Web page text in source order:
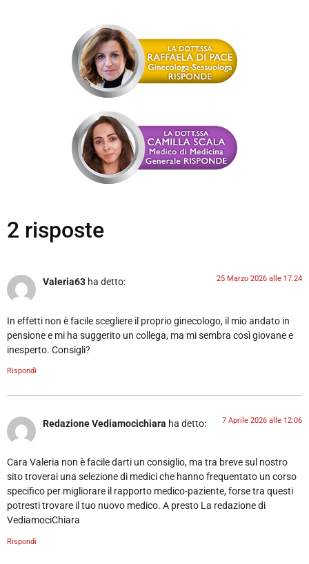
2 risposte
Valeria63 ha detto: 25 Marzo 2026 alle 17:24
In effetti non è facile scegliere il proprio ginecologo, il mio andato in
pensione e mi ha suggerito un collega, ma mi sembra così giovane e
inesperto. Consigli?
Rispondi
Redazione Vediamocichiara ha detto: 7 Aprile 2026 alle 12:06
Cara Valeria non è facile darti un consiglio, ma tra breve sul nostro
sito troverai una selezione di medici che hanno frequentato un corso
specifico per migliorare il rapporto medico-paziente, forse tra questi
potresti trovare il tuo nuovo medico. A presto La redazione di
VediamociChiara
Rispondi